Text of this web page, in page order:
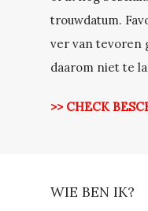
trouwdatum.
ver van tevoren
daarom niet te
>> CHECK
WIE BEN IK?